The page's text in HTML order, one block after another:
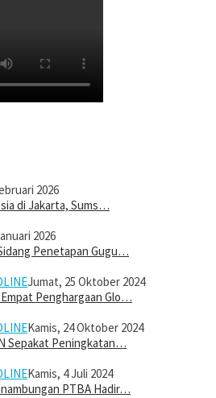
2026
di Jakarta, Sums…
2026
Penetapan Gugu…
Jumat, 25 Oktober 2024
Penghargaan Glo…
Kamis, 24 Oktober 2024
Sepakat Peningkatan…
Kamis, 4 Juli 2024
PTBA Hadir…